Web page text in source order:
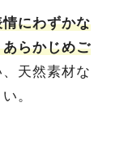
にわずかな
らかじめご
天然素材な
。